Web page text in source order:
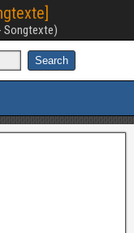
Songtexte)